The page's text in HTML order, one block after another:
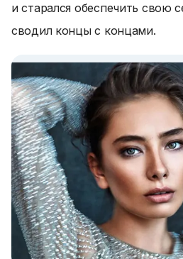
и старался обеспечить свою
сводил концы с концами.